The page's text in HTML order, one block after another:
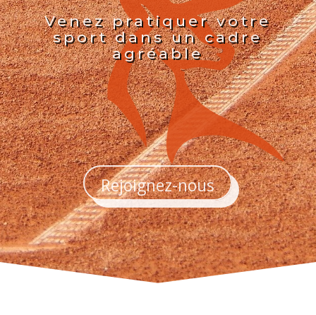
Venez pratiquer votre
sport dans un cadre
agréable
Rejoignez-nous